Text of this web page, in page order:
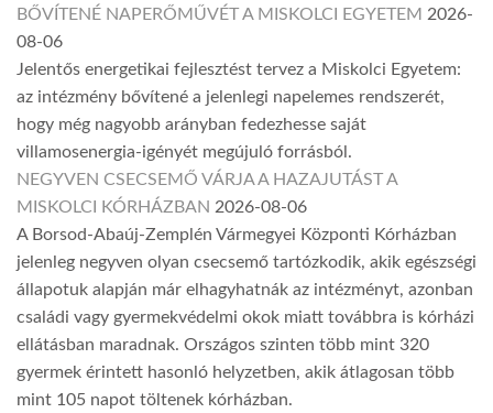
BŐVÍTENÉ NAPERŐMŰVÉT A MISKOLCI EGYETEM 2026-
08-06
Jelentős energetikai fejlesztést tervez a Miskolci Egyetem:
az intézmény bővítené a jelenlegi napelemes rendszerét,
hogy még nagyobb arányban fedezhesse saját
villamosenergia-igényét megújuló forrásból.
NEGYVEN CSECSEMŐ VÁRJA A HAZAJUTÁST A
MISKOLCI KÓRHÁZBAN 2026-08-06
A Borsod-Abaúj-Zemplén Vármegyei Központi Kórházban
jelenleg negyven olyan csecsemő tartózkodik, akik egészségi
állapotuk alapján már elhagyhatnák az intézményt, azonban
családi vagy gyermekvédelmi okok miatt továbbra is kórházi
ellátásban maradnak. Országos szinten több mint 320
gyermek érintett hasonló helyzetben, akik átlagosan több
mint 105 napot töltenek kórházban.